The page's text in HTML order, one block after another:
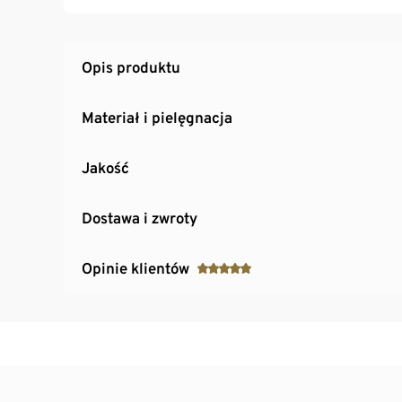
Opis produktu
Materiał i pielęgnacja
Jakość
Dostawa i zwroty
Opinie klientów